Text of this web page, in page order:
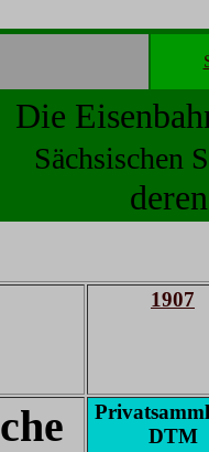
Die
Sächsischen
1907
DTM